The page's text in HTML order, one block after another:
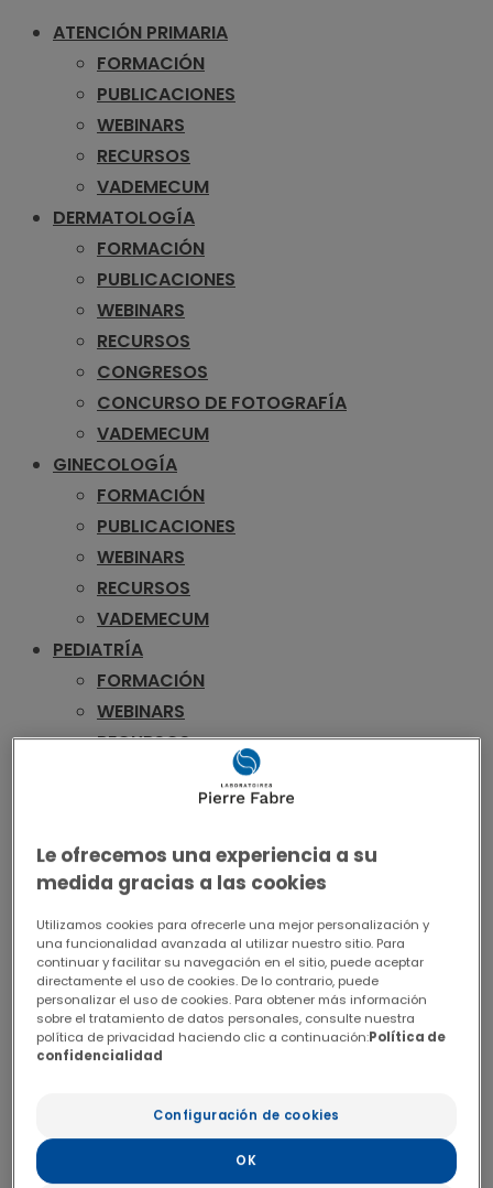
ATENCIÓN PRIMARIA
FORMACIÓN
PUBLICACIONES
WEBINARS
RECURSOS
VADEMECUM
DERMATOLOGÍA
FORMACIÓN
PUBLICACIONES
WEBINARS
RECURSOS
CONGRESOS
CONCURSO DE FOTOGRAFÍA
VADEMECUM
GINECOLOGÍA
FORMACIÓN
PUBLICACIONES
WEBINARS
RECURSOS
VADEMECUM
PEDIATRÍA
FORMACIÓN
WEBINARS
RECURSOS
PUBLICACIONES
WEBINARS
RECURSOS
VADEMECUM
ONCOLOGÍA
MAMA
FORMACIÓN
CONGRESOS
CONCURSO
VADEMECUM
Le ofrecemos una experiencia a su
medida gracias a las cookies
Utilizamos cookies para ofrecerle una mejor personalización y
una funcionalidad avanzada al utilizar nuestro sitio. Para
continuar y facilitar su navegación en el sitio, puede aceptar
directamente el uso de cookies. De lo contrario, puede
personalizar el uso de cookies. Para obtener más información
sobre el tratamiento de datos personales, consulte nuestra
política de privacidad haciendo clic a continuación:Política de
confidencialidad
Configuración de cookies
OK